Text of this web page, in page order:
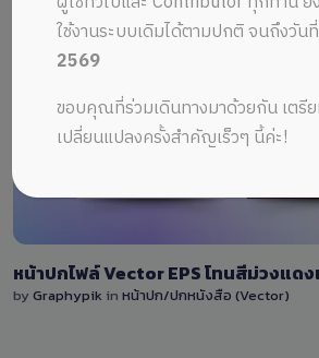
0 Sale
by Graphypik in หน้าปก/ปกหนังสือ (Vector)
ใช้งานระบบเดิมได้ตามปกติ จนถึงวันที่
2569
ขอบคุณที่ร่วมเดินทางมาด้วยกัน เตรี
เปลี่ยนแปลงครั้งสำคัญเร็วๆ นี้ค่ะ!